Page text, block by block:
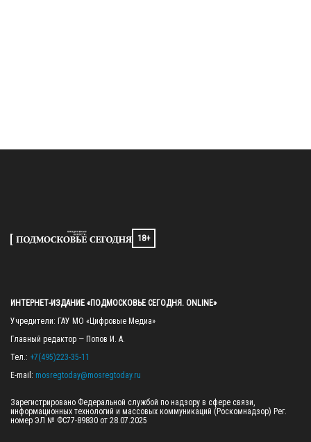
18+
ИНТЕРНЕТ-ИЗДАНИЕ «ПОДМОСКОВЬЕ СЕГОДНЯ. ONLINE»
Учредители: ГАУ МО «Цифровые Медиа»
Главный редактор — Попов И. А.
Тел.: +7(495)223-35-11
E-mail: mosregtoday@mosregtoday.ru
Зарегистрировано Федеральной службой по надзору в сфере связи,
информационных технологий и массовых коммуникаций (Роскомнадзор) Рег.
номер ЭЛ № ФС77-89830 от 28.07.2025